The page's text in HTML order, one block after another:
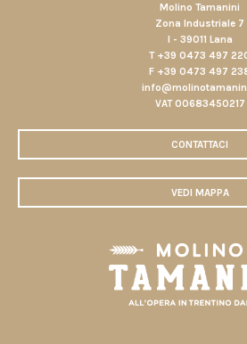
Molino Tamanini
Zona Industriale 7
I - 39011 Lana
T +39 0473 497
F +39 0473 497
VAT 00683450217
CONTATTACI
VEDI MAPPA